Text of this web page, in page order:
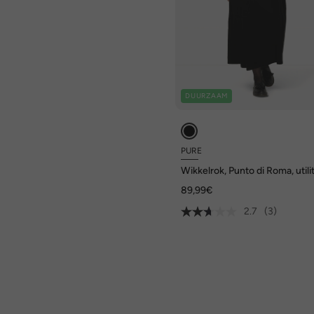
DUURZAAM
PURE
Wikkelrok, Punto di Roma,
89,99€
2.7
(3)